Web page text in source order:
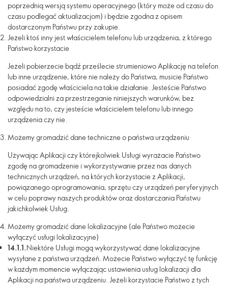
poprzednią wersją systemu operacyjnego (który może od czasu do
czasu podlegać aktualizacjom) i będzie zgodna z opisem
dostarczonym Państwu przy zakupie.
Jeżeli ktoś inny jest właścicielem telefonu lub urządzenia, z którego
Państwo korzystacie
Jeżeli pobierzecie bądź prześlecie strumieniowo Aplikację na telefon
lub inne urządzenie, które nie należy do Państwa, musicie Państwo
posiadać zgodę właściciela na takie działanie. Jesteście Państwo
odpowiedzialni za przestrzeganie niniejszych warunków, bez
względu na to, czy jesteście właścicielem telefonu lub innego
urządzenia czy nie.
Możemy gromadzić dane techniczne o państwa urządzeniu
Używając Aplikacji czy którejkolwiek Usługi wyrażacie Państwo
zgodę na gromadzenie i wykorzystywanie przez nas danych
technicznych urządzeń, na których korzystacie z Aplikacji,
powiązanego oprogramowania, sprzętu czy urządzeń peryferyjnych
w celu poprawy naszych produktów oraz dostarczania Państwu
jakichkolwiek Usług.
Możemy gromadzić dane lokalizacyjne (ale Państwo możecie
wyłączyć usługi lokalizacyjne)
14.1.1.Niektóre Usługi mogą wykorzystywać dane lokalizacyjne
wysyłane z państwa urządzeń. Możecie Państwo wyłączyć tę funkcję
w każdym momencie wyłączając ustawienia usług lokalizacji dla
Aplikacji na państwa urządzeniu. Jeżeli korzystacie Państwo z tych